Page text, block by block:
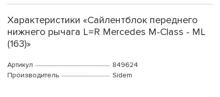
Характеристики «Сайлентблок переднего
нижнего рычага L=R Mercedes M-Class - ML
(163)»
Артикул
849624
Производитель
Sidem